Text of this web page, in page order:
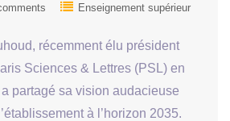
Enseignement supérieur
récemment élu président
Sciences & Lettres (PSL) en
partagé sa vision audacieuse
à l’horizon 2035.